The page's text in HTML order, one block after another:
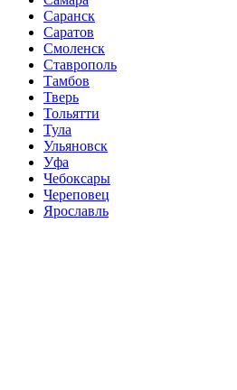
Саранск
Саратов
Смоленск
Ставрополь
Тамбов
Тверь
Тольятти
Тула
Ульяновск
Уфа
Чебоксары
Череповец
Ярославль